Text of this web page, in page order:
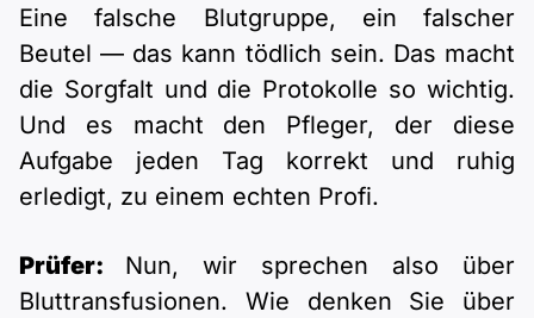
Eine falsche Blutgruppe, ein falscher
Beutel — das kann tödlich sein. Das macht
die Sorgfalt und die Protokolle so wichtig.
Und es macht den Pfleger, der diese
Aufgabe jeden Tag korrekt und ruhig
erledigt, zu einem echten Profi.
Prüfer: Nun, wir sprechen also über
Bluttransfusionen. Wie denken Sie über